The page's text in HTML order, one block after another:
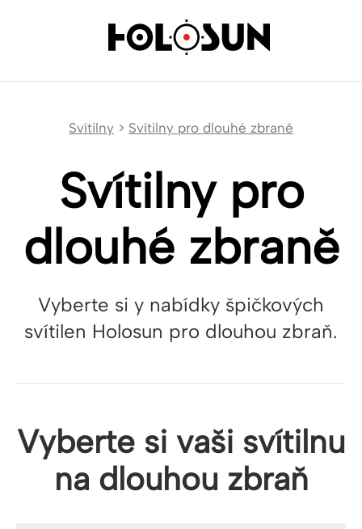
Svítilny > Svítilny pro dlouhé zbraně
Svítilny pro
dlouhé zbraně
Vyberte si y nabídky špičkových
svítilen Holosun pro dlouhou zbraň.
Vyberte si vaši svítilnu
na dlouhou zbraň